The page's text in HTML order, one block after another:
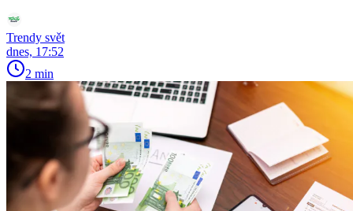
Trendy svět
dnes, 17:52
2 min